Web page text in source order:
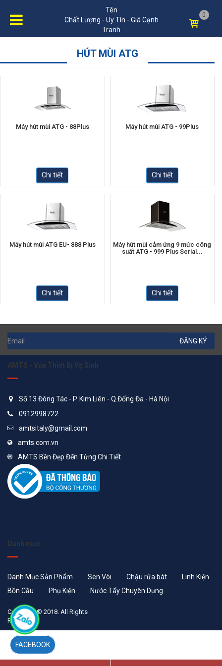
Tên
Chất Lượng - Uy Tín - Giá Cạnh
Tranh
0
HÚT MÙI ATG
Máy hút mùi ATG - 88Plus
Chi tiết
Máy hút mùi ATG - 99Plus
Chi tiết
Máy hút mùi ATG EU- 888 Plus
Chi tiết
Máy hút mùi cảm ứng 9 mức công
suất ATG - 999 Plus Serial...
Chi tiết
ĐĂNG KÝ
AMTS - Vua Thiết Bị Vệ Sinh
Số 13 Đông Tác - P. Kim Liên - Q.Đống Đa - Hà Nội
0912998722
amtsitaly@gmail.com
amts.com.vn
AMTS Bền Đẹp Đến Từng Chi Tiết
Danh mục
Danh Mục Sản Phẩm Sen Vòi Chậu rửa bát
Linh Kiện
Bồn Cầu
Phụ Kiện Nước Tẩy Chuyên Dụng
Copyright © 2018. All Rights
Reserved
FACEBOOK